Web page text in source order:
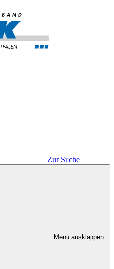
Zur Suche
Menü ausklappen